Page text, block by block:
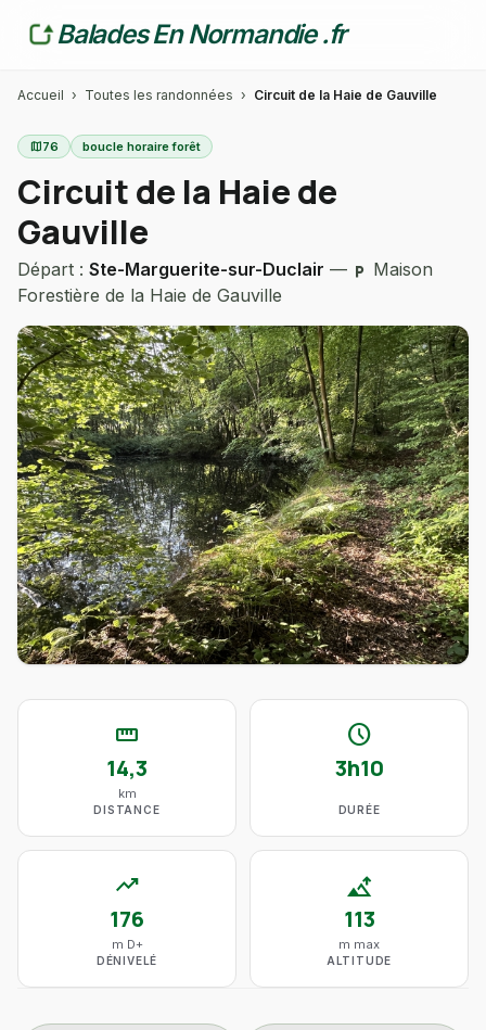
Balades En Normandie .fr
Accueil › Toutes les randonnées › Circuit de la Haie de Gauville
map76 boucle horaire forêt
Circuit de la Haie de
Gauville
Départ : Ste-Marguerite-sur-Duclair — local_parking
Maison
Forestière de la Haie de Gauville
straighten
14,3
km
DISTANCE
schedule
3h10
DURÉE
trending_up
176
m D+
DÉNIVELÉ
altitude
113
m max
ALTITUDE